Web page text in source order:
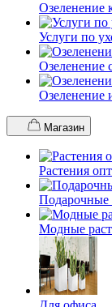
Озеленение
Услуги по
Озеленение
Озеленение
Магазин
Растения
Подарочные
Модные